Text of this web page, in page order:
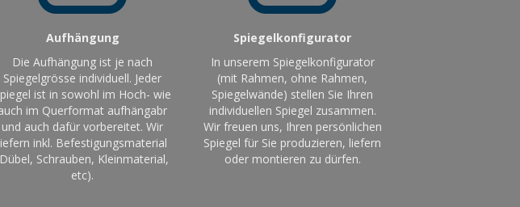
Aufhängung
Die Aufhängung ist je nach
Spiegelgrösse individuell. Jeder
ist in sowohl im Hoch- wie
im Querformat aufhängabr
und auch dafür vorbereitet. Wir
inkl. Befestigungsmaterial
Schrauben, Kleinmaterial,
etc).
Spiegelkonfigurator
In unserem Spiegelkonfigurator
(mit Rahmen, ohne Rahmen,
Spiegelwände) stellen Sie Ihren
individuellen Spiegel zusammen.
Wir freuen uns, Ihren persönlichen
Spiegel für Sie produzieren, liefern
oder montieren zu dürfen.